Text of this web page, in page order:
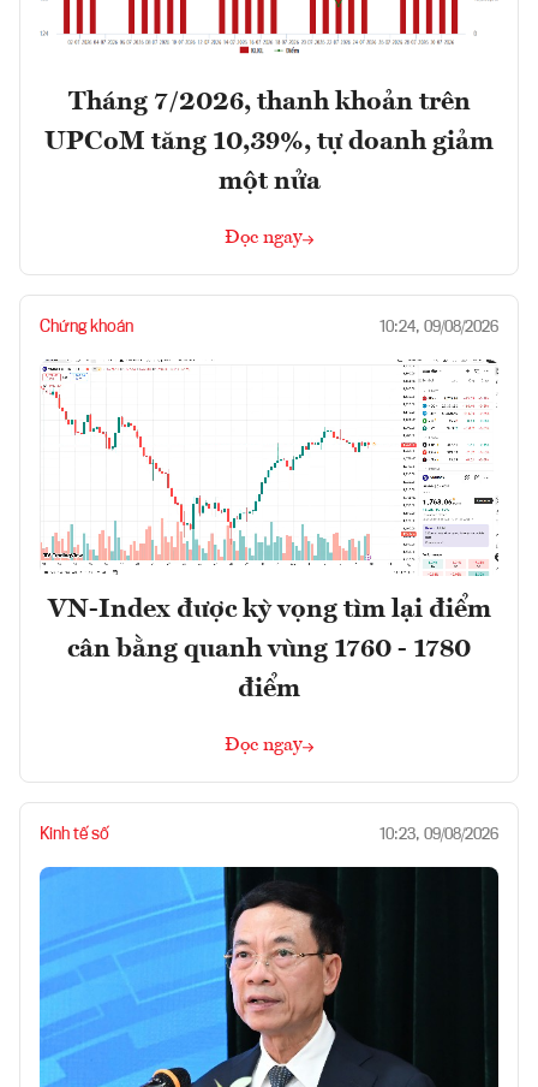
Tháng 7/2026, thanh khoản trên
UPCoM tăng 10,39%, tự doanh giảm
một nửa
Đọc ngay
Chứng khoán 10:24, 09/08/2026
VN-Index được kỳ vọng tìm lại điểm
cân bằng quanh vùng 1760 - 1780
điểm
Đọc ngay
Kinh tế số 10:23, 09/08/2026